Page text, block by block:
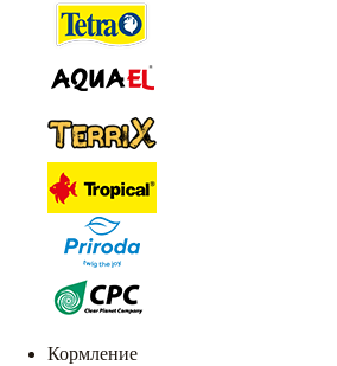
Кормление